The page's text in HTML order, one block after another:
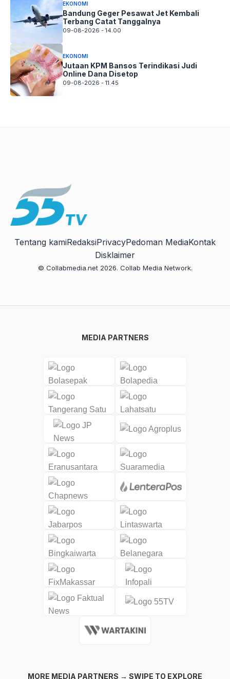
EKONOMI
Bandung Geger Pesawat Jet Kembali
Terbang Catat Tanggalnya
09-08-2026 - 14.00
EKONOMI
Jutaan KPM Bansos Terindikasi Judi
Online Dana Disetop
09-08-2026 - 11.45
Tentang kamiRedaksiPrivacyPedoman MediaKontak
Disklaimer
© Collabmedia.net 2026. Collab Media Network.
MEDIA PARTNERS
MORE MEDIA PARTNERS → SWIPE TO EXPLORE